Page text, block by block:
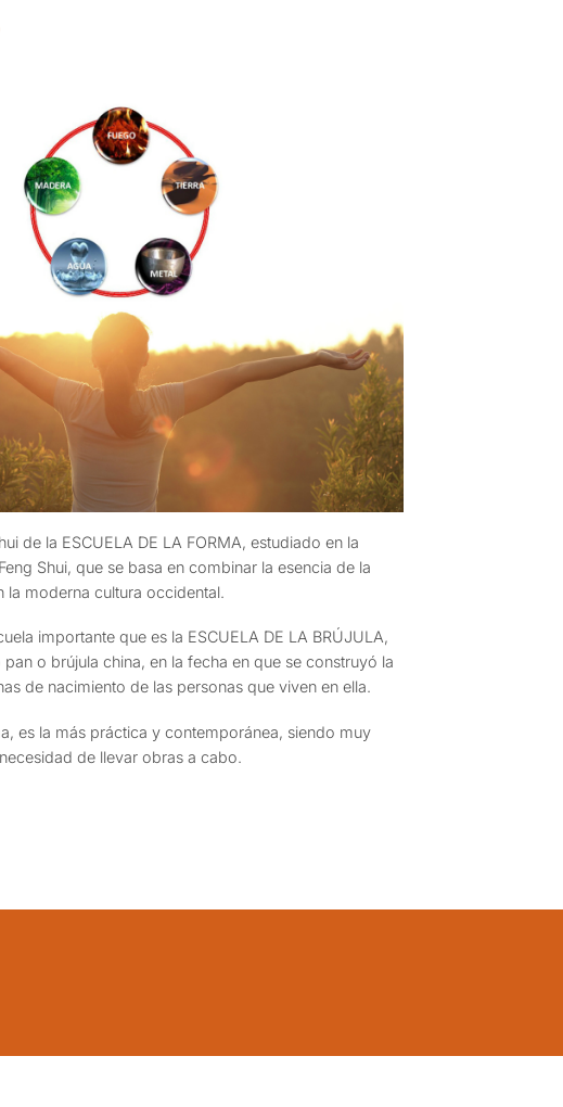
de la ESCUELA DE LA FORMA, estudiado en la
Shui, que se basa en combinar la esencia de la
la moderna cultura occidental.
importante que es la ESCUELA DE LA BRÚJULA,
o brújula china, en la fecha en que se construyó la
de nacimiento de las personas que viven en ella.
es la más práctica y contemporánea, siendo muy
de llevar obras a cabo.